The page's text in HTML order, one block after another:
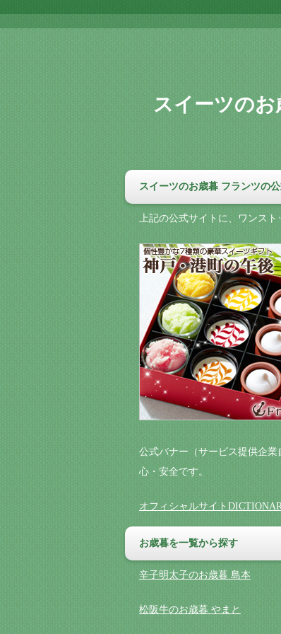
スイーツのお
スイーツのお歳暮 フランツの
上記の公式サイトに、ワンスト
公式バナー（サービス提供企
心・安全です。
オフィシャルサイト
お歳暮を一覧から探す
辛子明太子のお歳暮 島本
松阪牛のお歳暮 やまと